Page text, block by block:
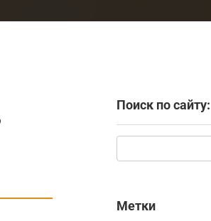
Поиск по сайту:
Метки